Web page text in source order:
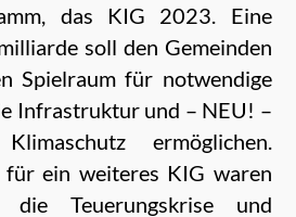
das KIG 2023. Eine
soll den Gemeinden
Spielraum für notwendige
Infrastruktur und – NEU! –
ermöglichen.
für ein weiteres KIG waren
Teuerungskrise und